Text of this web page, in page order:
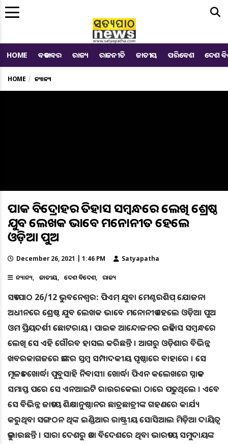
HOME ବଡ ଖବର ରାଜ୍ୟ ରାଜନୀତି ଜାତୀୟ ପରିବେଶ ଦେଶ
HOME ଅନ୍ୟାନ୍ୟ
ପାଇକ ବିଦ୍ରୋହର ଇତିହାସ ସମ୍ବନ୍ଧରେ ଲେଖି ଶ୍ରେଷ୍ଠ
ଯୁବ ଲେଖକ ଭାବେ ମନୋନୀତ ହେଲେ
ଓଡ଼ିଆ ପୁଅ
December 26, 2021 | 1:46 PM Satyapatha
ଅନ୍ୟାନ୍ୟ ଜାତୀୟ ଦେଶ ବିଦେଶ ରାଜ୍ୟ
ସତ୍ୟପାଠ 26/12 ଭୁବନେଶ୍ୱର: ପିଏମ୍ ଯୁବା ମେଣ୍ଟରଶିପ୍ ଯୋଜନା
ଅଧୀନରେ ଶ୍ରେଷ୍ଠ ଯୁବ ଲେଖକ ଭାବେ ମନୋନୀତ ହେଲେ ଓଡ଼ିଆ ପୁଅ
ଓମ ପ୍ରିୟଦର୍ଶୀ ଛୋଟରାୟ । ପାଇକ ଆନ୍ଦୋଳନର ଇତିହାସ ସମ୍ବନ୍ଧରେ
ଲେଖି ସେ ଏହି ଗୌରବ ହାସଲ କରିଛନ୍ତି । ଆଗରୁ ଓଡ଼ିଶାର ବିଭିନ୍ନ
ଖବରକାଗଜରେ ତାଙ୍କର ସ୍ତମ୍ବ ସମ୍ପାଦକୀୟ ପୃଷ୍ଠାରେ ବାହାରେ । ସେ
ମୂଳତଃ ଖୋର୍ଦ୍ଧା ପୁବୁସାହି ନିବାସୀ। ଖୋର୍ଦ୍ଧା ପିଏନ କଲେଖରେ ସ୍ନାତକ
ସମାପ୍ତ ପରେ ସେ ଏନଆଇଟି ରାଉରକେଲା ଠାରେ ପଢୁଥିଲେ । ଏବେ
ସେ ବିଭିନ୍ନ ଜାତୀୟ ଶିକ୍ଷାନୁଷ୍ଠାନର ଛାତ୍ରଛାତ୍ରୀଙ୍କ ଗହଣରେ କାର୍ଯ୍ୟ
କରୁଥିବା ସଙ୍ଗଠନ ଥିଙ୍କ ଇଣ୍ଡିଆର ରାଷ୍ଟ୍ରୀୟ ସୋସିଆଲ ମିଡ଼ିଆ ଦାୟିତ୍ୱ
ତୁଲାଉଛନ୍ତି । ସାରା ଦେଶରୁ ତଥା ବିଦେଶରେ ଥିବା ଭାରତୀୟ ସମୁଦାୟଙ୍କ